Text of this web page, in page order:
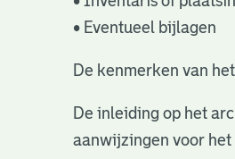
• Eventueel bijlagen
De kenmerken van
De inleiding op het
aanwijzingen voor